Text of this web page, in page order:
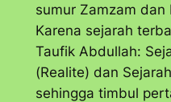
sumur Zamzam
Karena sejarah
Taufik Abdullah:
(Realite) dan
sehingga timbul